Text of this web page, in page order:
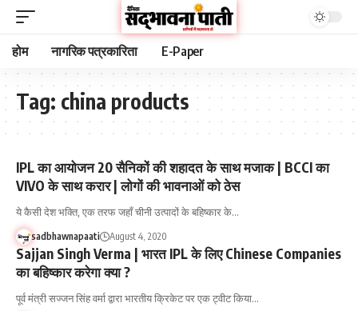
होम नागरिक पत्रकारिता E-Paper
Tag: china products
IPL का आयोजन 20 सैनिकों की शहादत के साथ मजाक | BCCI का
VIVO के साथ करार | लोगों की भावनाओं को ठेस
ये कैसी देश भक्ति, एक तरफ जहाँ चीनी उत्पादों के बहिष्कार के…
sadbhawnapaati August 4, 2020
Sajjan Singh Verma | भारत IPL के लिए Chinese Companies
का बहिष्कार करेगा क्या ?
पूर्व मंत्री सज्जन सिंह वर्मा द्वारा भारतीय क्रिकेट पर एक ट्वीट किया…